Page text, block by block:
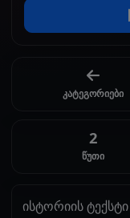
კატეგორიები
2
წუთი
ისტორიის ტექსტი